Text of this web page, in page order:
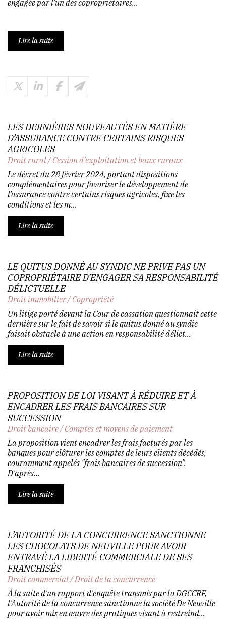
engagée par l’un des copropriétaires...
Lire la suite
LES DERNIÈRES NOUVEAUTÉS EN MATIÈRE
D’ASSURANCE CONTRE CERTAINS RISQUES
AGRICOLES
Droit rural/Cession d'exploitation et baux ruraux
Le décret du 28 février 2024, portant dispositions
complémentaires pour favoriser le développement de
l’assurance contre certains risques agricoles, fixe les
conditions et les m...
Lire la suite
LE QUITUS DONNÉ AU SYNDIC NE PRIVE PAS UN
COPROPRIÉTAIRE D’ENGAGER SA RESPONSABILITÉ
DÉLICTUELLE
Droit immobilier/Copropriété
Un litige porté devant la Cour de cassation questionnait cette
dernière sur le fait de savoir si le quitus donné au syndic
faisait obstacle à une action en responsabilité délict...
Lire la suite
PROPOSITION DE LOI VISANT À RÉDUIRE ET À
ENCADRER LES FRAIS BANCAIRES SUR
SUCCESSION
Droit bancaire/Comptes et moyens de paiement
La proposition vient encadrer les frais facturés par les
banques pour clôturer les comptes de leurs clients décédés,
couramment appelés "frais bancaires de succession".
D'après...
Lire la suite
L’AUTORITÉ DE LA CONCURRENCE SANCTIONNE
LES CHOCOLATS DE NEUVILLE POUR AVOIR
ENTRAVÉ LA LIBERTÉ COMMERCIALE DE SES
FRANCHISÉS
Droit commercial/Droit de la concurrence
À la suite d'un rapport d'enquête transmis par la DGCCRF,
l'Autorité de la concurrence sanctionne la société De Neuville
pour avoir mis en œuvre des pratiques visant à restreind...